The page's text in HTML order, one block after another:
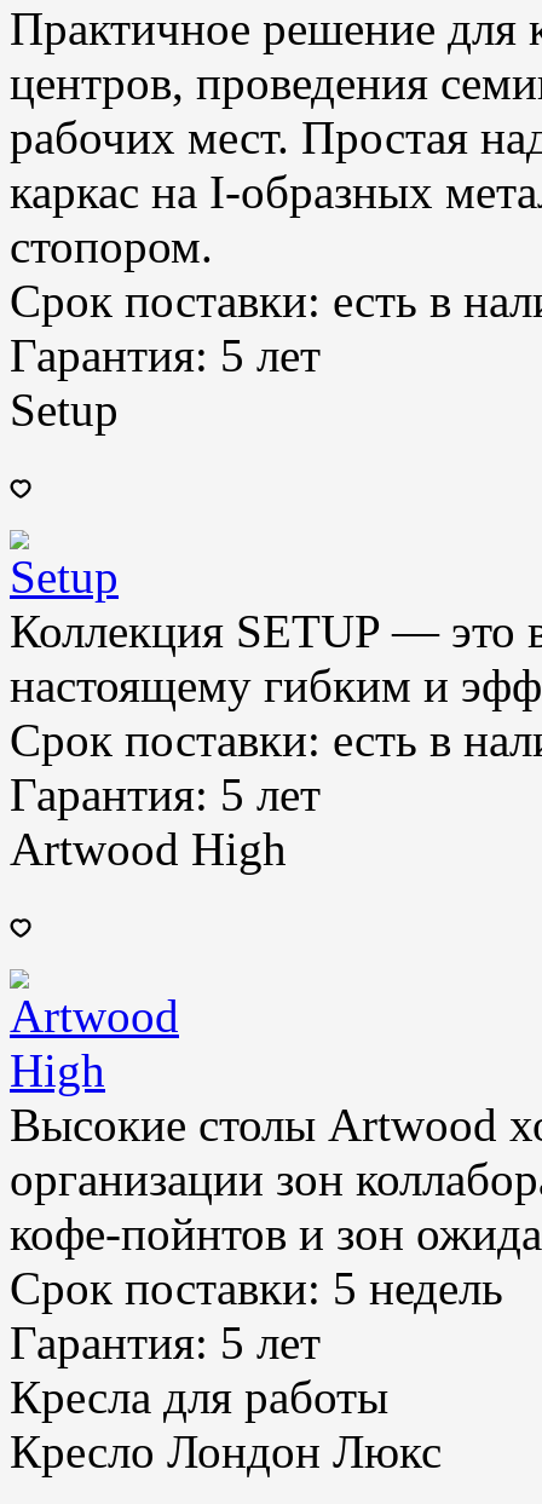
Практичное решение для
центров, проведения
рабочих мест. Простая
каркас на I-образных
стопором.
Срок поставки: есть в
Гарантия: 5 лет
Setup
Коллекция SETUP — это
настоящему гибким и
Срок поставки: есть в
Гарантия: 5 лет
Artwood High
Высокие столы Artwood
организации зон
кофе-пойнтов и зон
Срок поставки: 5 недель
Гарантия: 5 лет
Кресла для работы
Кресло Лондон Люкс